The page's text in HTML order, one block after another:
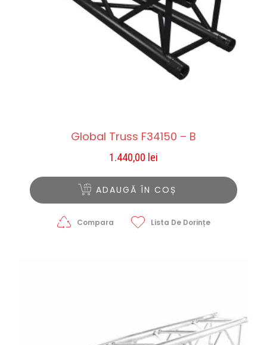
Global Truss F34150 – B
1.440,00 lei
ADAUGĂ ÎN COȘ
Compara Lista De Dorințe